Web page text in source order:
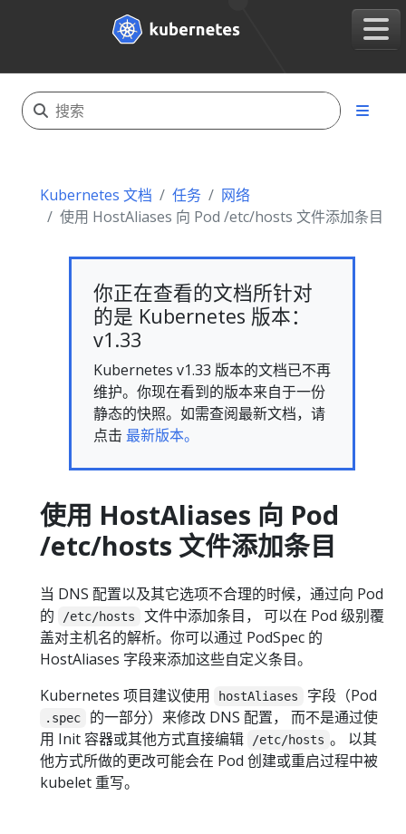
Kubernetes 文档 任务
网络
使用 HostAliases 向 Pod /etc/hosts 文件添加条目
你正在查看的文档所针对
的是 Kubernetes 版本：
v1.33
Kubernetes v1.33 版本的文档已不再
维护。你现在看到的版本来自于一份
静态的快照。如需查阅最新文档，请
点击 最新版本。
使用 HostAliases 向 Pod
/etc/hosts 文件添加条目
当 DNS 配置以及其它选项不合理的时候，通过向 Pod
的
/etc/hosts
文件中添加条目， 可以在 Pod 级别覆
盖对主机名的解析。你可以通过 PodSpec 的
HostAliases 字段来添加这些自定义条目。
Kubernetes 项目建议使用
hostAliases 字段（Pod
.spec
的一部分）来修改 DNS 配置， 而不是通过使
用 Init 容器或其他方式直接编辑
/etc/hosts 。 以其
他方式所做的更改可能会在 Pod 创建或重启过程中被
kubelet 重写。